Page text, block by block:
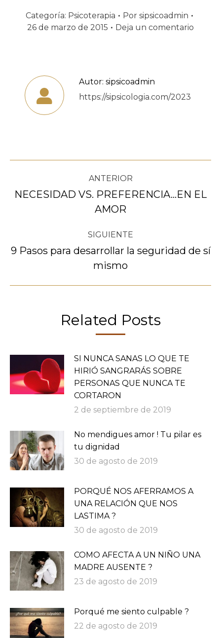
Categoría: Psicoterapia Por sipsicoadmin
26 de marzo de 2015
Deja un comentario
Autor: sipsicoadmin
https://sipsicologia.com/2023
Navegación
entre
publicaciones
ANTERIOR
Publicación
anterior:
NECESIDAD VS. PREFERENCIA…EN EL
AMOR
SIGUIENTE
Publicación
siguiente:
9 Pasos para desarrollar la seguridad de sí
mismo
Related Posts
SI NUNCA SANAS LO QUE TE
HIRIÓ SANGRARÁS SOBRE
PERSONAS QUE NUNCA TE
CORTARON
2 de septiembre de 2019
No mendigues amor ! Tu pilar es
tu dignidad
30 de agosto de 2019
PORQUÉ NOS AFERRAMOS A
UNA RELACIÓN QUE NOS
LASTIMA ?
30 de agosto de 2019
COMO AFECTA A UN NIÑO UNA
MADRE AUSENTE ?
23 de agosto de 2019
Porqué me siento culpable ?
22 de agosto de 2019